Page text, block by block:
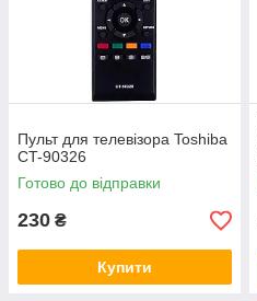
Пульт для телевізора Toshiba
CT-90326
Готово до відправки
230 ₴
Купити